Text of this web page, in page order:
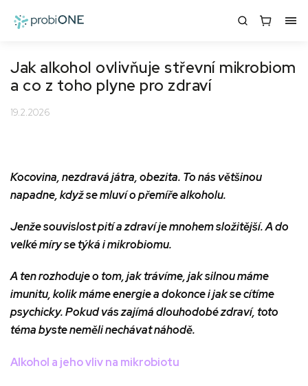
Jak alkohol ovlivňuje střevní mikrobiom
a co z toho plyne pro zdraví
19.2.2026
Kocovina, nezdravá játra, obezita. To nás většinou
napadne, když se mluví o přemíře alkoholu.
Jenže souvislost pití a zdraví je mnohem složitější. A do
velké míry se týká i mikrobiomu.
A ten rozhoduje o tom, jak trávíme, jak silnou máme
imunitu, kolik máme energie a dokonce i jak se cítíme
psychicky. Pokud vás zajímá dlouhodobé zdraví, toto
téma byste neměli nechávat náhodě.
Alkohol a jeho vliv na mikrobiotu